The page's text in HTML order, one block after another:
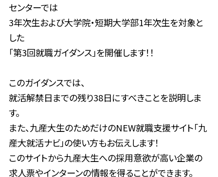
センターでは
3年次生および大学院・短期大学部1年次生を対象と
した
「第3回就職ガイダンス」を開催します！！
このガイダンスでは、
就活解禁日までの残り38日にすべきことを説明しま
す。
また、九産大生のためだけのNEW就職支援サイト「九
産大就活ナビ」の使い方もお伝えします！
このサイトから九産大生への採用意欲が高い企業の
求人票やインターンの情報を得ることができます。